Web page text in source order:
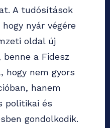
A tudósítások
nyár végére
oldal új
a Fidesz
hogy nem gyors
hanem
politikai és
gondolkodik.